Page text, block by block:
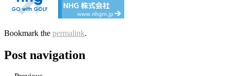
Bookmark the permalink.
Post navigation